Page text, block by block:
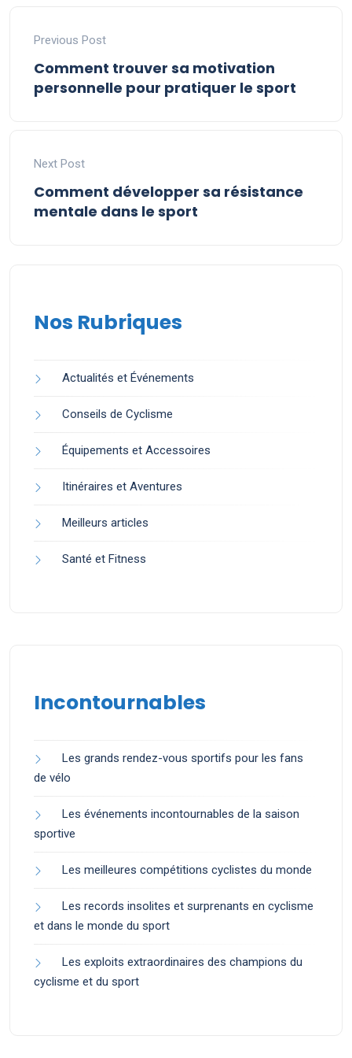
Previous Post
Comment trouver sa motivation
personnelle pour pratiquer le sport
Next Post
Comment développer sa résistance
mentale dans le sport
Nos Rubriques
Actualités et Événements
Conseils de Cyclisme
Équipements et Accessoires
Itinéraires et Aventures
Meilleurs articles
Santé et Fitness
Incontournables
Les grands rendez-vous sportifs pour les fans
de vélo
Les événements incontournables de la saison
sportive
Les meilleures compétitions cyclistes du monde
Les records insolites et surprenants en cyclisme
et dans le monde du sport
Les exploits extraordinaires des champions du
cyclisme et du sport